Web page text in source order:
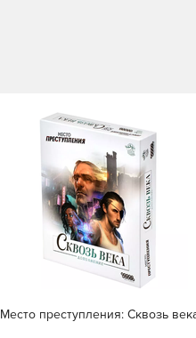
Место преступления: Сквозь